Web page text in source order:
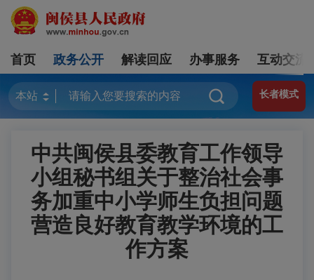
首页 政务公开 解读回应 办事服务 互动交流
长者模式
中共闽侯县委教育工作领导
小组秘书组关于整治社会事
务加重中小学师生负担问题
营造良好教育教学环境的工
作方案